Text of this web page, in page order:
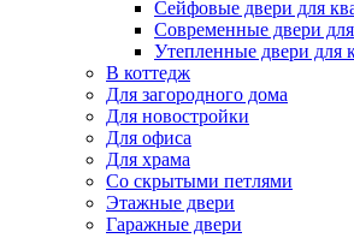
Сейфовые двери для
Современные двери
Утепленные двери для
В коттедж
Для загородного дома
Для новостройки
Для офиса
Для храма
Со скрытыми петлями
Этажные двери
Гаражные двери